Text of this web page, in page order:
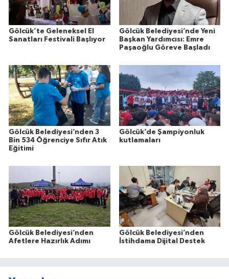
Gölcük’te Geleneksel El
Sanatları Festivali Başlıyor
Gölcük Belediyesi’nde Yeni
Başkan Yardımcısı: Emre
Paşaoğlu Göreve Başladı
Gölcük Belediyesi’nden 3
Bin 534 Öğrenciye Sıfır Atık
Eğitimi
Gölcük’de Şampiyonluk
kutlamaları
Gölcük Belediyesi’nden
Afetlere Hazırlık Adımı
Gölcük Belediyesi’nden
İstihdama Dijital Destek